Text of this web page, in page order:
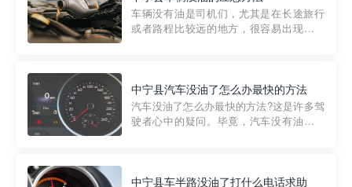
援方式。而这时，地库救援专...
车辆没有油是司机们，尤其是在长途旅行
或者路程比较远的地方，很容易出现这种
的送油师傅，解决没油的紧急情况。 首
先，让我们来了解一下穿...
中宁县汽车没油了怎么办最快的方法
汽车没油了怎么办最快的方法?这是许多驾
驶者心中的疑问。毕竟，汽车没有油就无
越者小程序是一款专门解决汽车没油问题
中宁县车半路没油了打什么电话求助